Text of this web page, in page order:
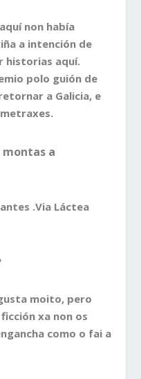
non había
a intención de
historias aquí.
polo guión de
a Galicia, e
montas a
.Via Láctea
moito, pero
xa non os
como o fai a